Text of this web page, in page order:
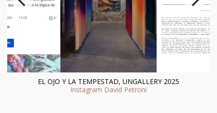
EL OJO Y LA TEMPESTAD, UNGALLERY 2025 - Textos
curatoriales
TEXTOS CURATORIALES